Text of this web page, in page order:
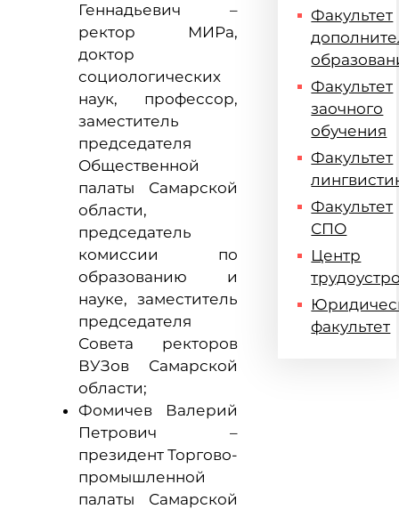
Геннадьевич –
ректор МИРа,
доктор
социологических
наук, профессор,
заместитель
председателя
Общественной
палаты Самарской
области,
председатель
комиссии по
образованию и
науке, заместитель
председателя
Совета ректоров
ВУЗов Самарской
области;
Фомичев Валерий
Петрович –
президент Торгово-
промышленной
палаты Самарской
Факультет
Факультет
заочного
обучения
Факультет
Факультет
СПО
Центр
факультет